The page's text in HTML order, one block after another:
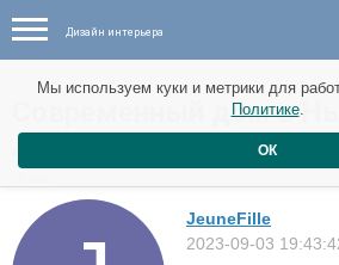
Дизайн интерьера
Современный дом в
Австралия
JeuneFille
2023-09-03
Мы используем куки и метрики для
Политике.
ОК